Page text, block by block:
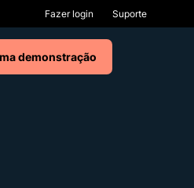
Fazer login Suporte
demonstração